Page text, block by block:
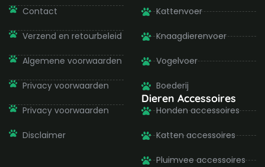
Contact
Verzend en retourbeleid
Algemene voorwaarden
Privacy voorwaarden
Privacy voorwaarden
Disclaimer
Kattenvoer
Knaagdierenvoer
Vogelvoer
Boederij
Dieren Accessoires
Honden accessoires
Katten accessoires
Pluimvee accessoires